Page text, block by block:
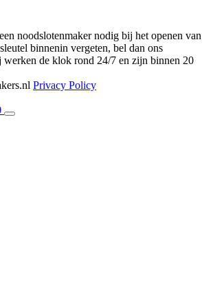
noodslotenmaker nodig bij het openen van
binnenin vergeten, bel dan ons
werken de klok rond 24/7 en zijn binnen 20
Privacy Policy